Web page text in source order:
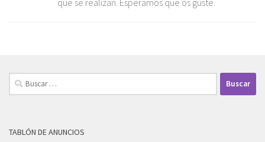
Buscar:
TABLÓN DE ANUNCIOS